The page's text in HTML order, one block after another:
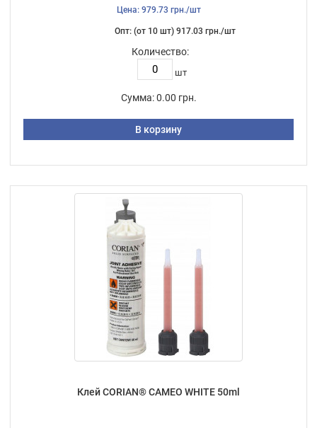
Цена: 979.73 грн./шт
Опт: (от 10 шт) 917.03 грн./шт
Количество:
шт
Сумма: 0.00 грн.
В корзину
Клей CORIAN® CAMEO WHITE 50ml